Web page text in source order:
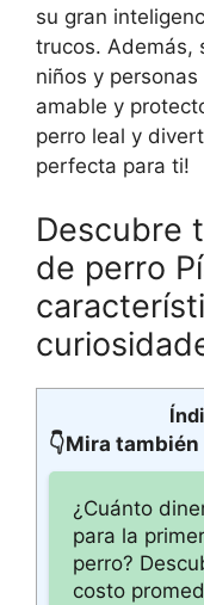
su gran
trucos. Además,
niños y
amable y
perro leal y
perfecta para ti!
Descubre
de perro
👇Mira también
¿Cuánto
para la
perro?
costo